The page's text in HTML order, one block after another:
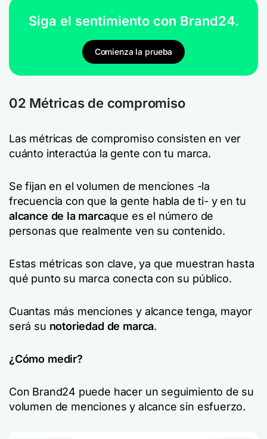
Siga el sentimiento con Brand24.
Comienza la prueba
02 Métricas de compromiso
Las métricas de compromiso consisten en ver
cuánto interactúa la gente con tu marca.
Se fijan en el volumen de menciones -la
frecuencia con que la gente habla de ti- y en tu
alcance de la marcaque es el número de
personas que realmente ven su contenido.
Estas métricas son clave, ya que muestran hasta
qué punto su marca conecta con su público.
Cuantas más menciones y alcance tenga, mayor
será su notoriedad de marca.
¿Cómo medir?
Con Brand24 puede hacer un seguimiento de su
volumen de menciones y alcance sin esfuerzo.